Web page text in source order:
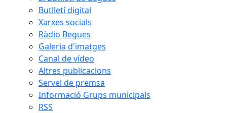
Butlletí digital
Xarxes socials
Ràdio Begues
Galeria d'imatges
Canal de vídeo
Altres publicacions
Servei de premsa
Informació Grups municipals
RSS